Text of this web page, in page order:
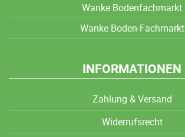
Wanke Bodenfachmarkt
Wanke Boden-Fachmarkt
INFORMATIONEN
Zahlung & Versand
Widerrufsrecht